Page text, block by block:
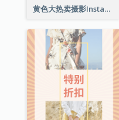
黄色大热卖摄影Instagram限时动态